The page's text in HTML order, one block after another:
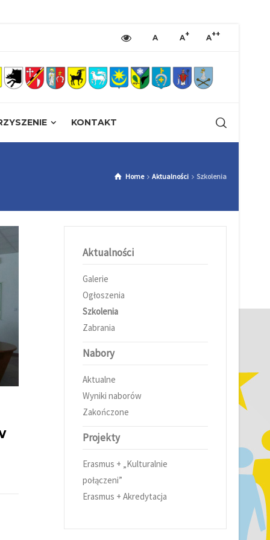
A A+ A++
KONTAKT
Home Aktualności Szkolenia
Aktualności
Galerie
Ogłoszenia
Szkolenia
Zabrania
Nabory
Aktualne
Wyniki naborów
Zakończone
Projekty
Erasmus + „Kulturalnie
połączeni”
Erasmus + Akredytacja